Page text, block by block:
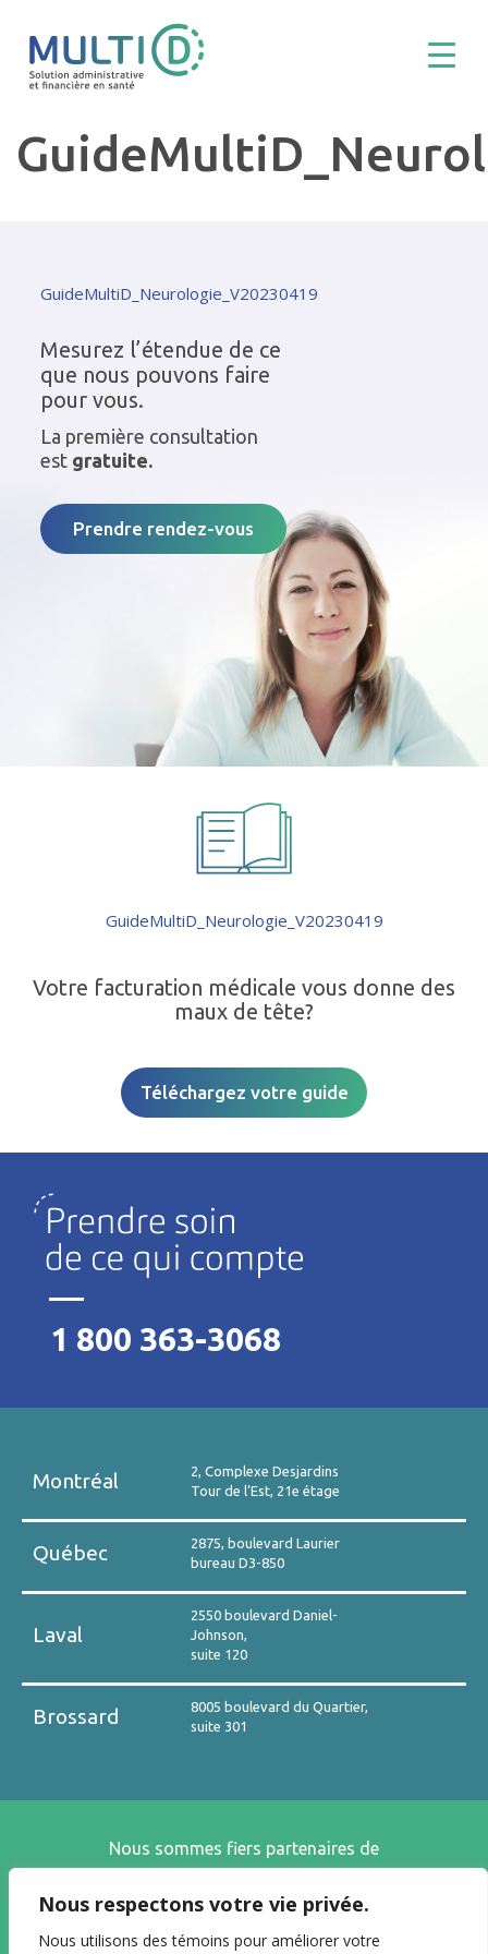
Nous respectons votre vie privée.
Nous utilisons des témoins pour améliorer votre
GuideMultiD_Neurologie_V20230419
Mesurez l’étendue de ce
que nous pouvons faire
pour vous.
La première consultation
est gratuite.
Prendre rendez-vous
GuideMultiD_Neurologie_V20230419
Votre facturation médicale vous donne des
maux de tête?
Téléchargez votre guide
1 800 363-3068
Montréal
2, Complexe Desjardins
Tour de l’Est, 21e étage
Québec
2875, boulevard Laurier
bureau D3-850
Laval
2550 boulevard Daniel-
Johnson,
suite 120
Brossard
8005 boulevard du Quartier,
suite 301
Nous sommes fiers partenaires de